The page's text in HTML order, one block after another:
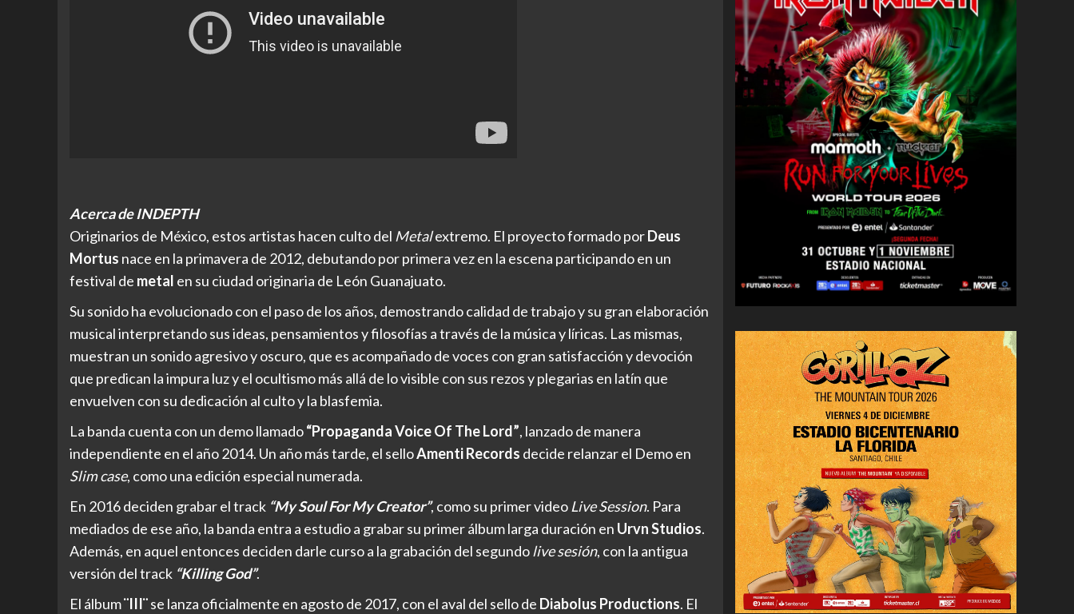
Acerca de INDEPTH
Originarios de México, estos artistas hacen culto del Metalextremo. El proyecto formado porDeus
Mortus nace en la primavera de 2012, debutando por primera vez en la escena participando en un
festival de metal en su ciudad originaria de León Guanajuato.
Su sonido ha evolucionado con el paso de los años, demostrando calidad de trabajo y su gran elaboración
musical interpretando sus ideas, pensamientos y filosofías a través de la música y líricas. Las mismas,
muestran un sonido agresivo y oscuro, que es acompañado de voces con gran satisfacción y devoción
que predican la impura luz y el ocultismo más allá de lo visible con sus rezos y plegarias en latín que
envuelven con su dedicación al culto y la blasfemia.
La banda cuenta con un demo llamado“Propaganda Voice Of The Lord”, lanzado de manera
independiente en el año 2014. Un año más tarde, el selloAmenti Records decide relanzar el Demo en
Slim case, como una edición especial numerada.
En 2016 deciden grabar el track “My Soul For My Creator”, como su primer videoLive Session. Para
mediados de ese año, la banda entra a estudio a grabar su primer álbum larga duración en Urvn Studios.
Además, en aquel entonces deciden darle curso a la grabación del segundolive sesión, con la antigua
versión del track “Killing God”.
El álbum¨III¨se lanza oficialmente en agosto de 2017, con el aval del sello de Diabolus Productions. El